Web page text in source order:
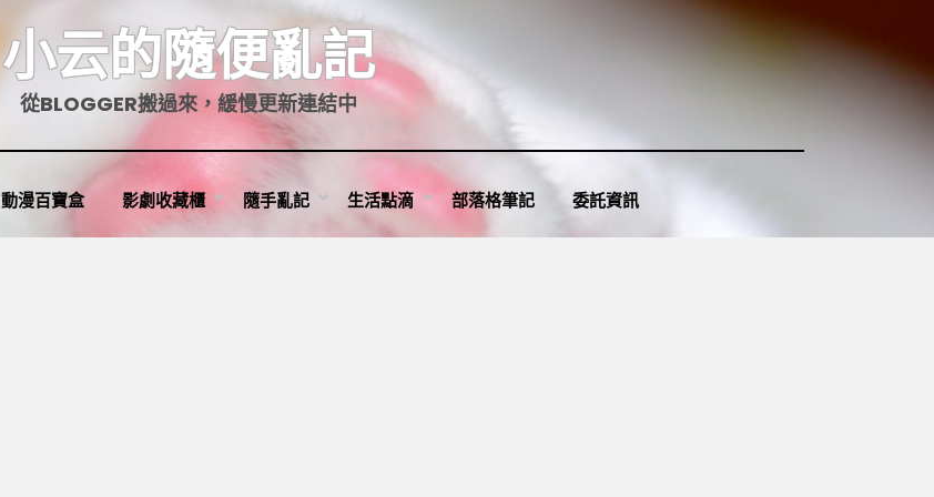
小云的隨便亂記
從BLOGGER搬過來，緩慢更新連結中
動漫百寶盒 影劇收藏櫃 隨手亂記 生活點滴 部落格筆記 委託資訊